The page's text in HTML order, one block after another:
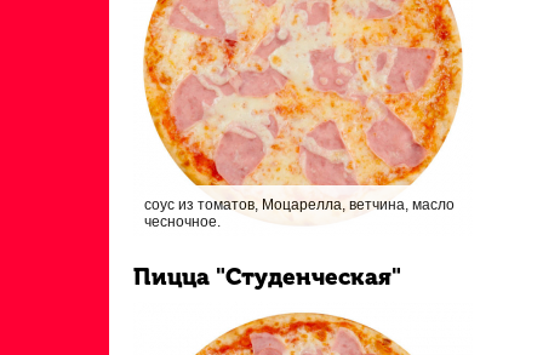
соус из томатов, Моцарелла, ветчина, масло
чесночное.
Пицца "Студенческая"